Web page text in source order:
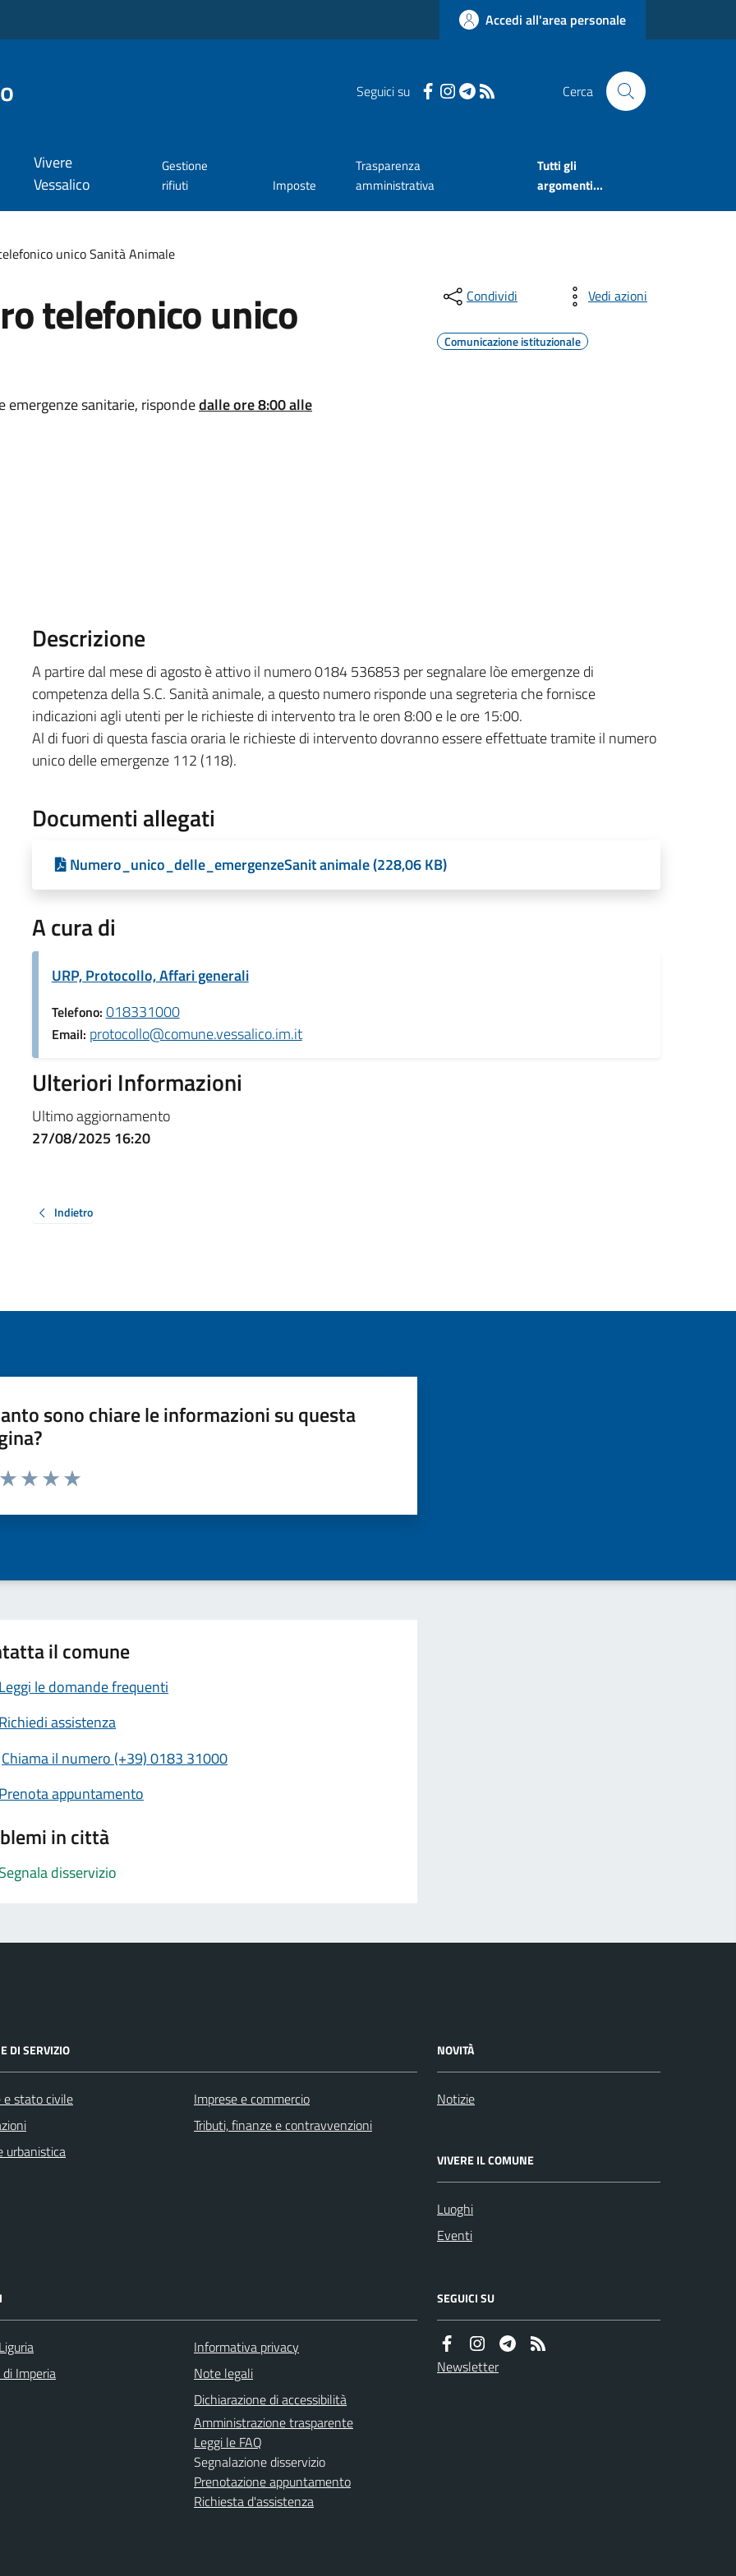
Accedi all'area personale
Seguici su Cerca
Vivere
Vessalico
Gestione
rifiuti
Imposte
Trasparenza
amministrativa
Tutti gli
argomenti...
unico Sanità Animale
telefonico unico
emergenze sanitarie, rispondedalle ore 8:00 alle
Condividi Vedi azioni
Comunicazione istituzionale
Descrizione
A partire dal mese di agosto è attivo il numero 0184 536853 per segnalare lòe emergenze di
competenza della S.C. Sanità animale, a questo numero risponde una segreteria che fornisce
indicazioni agli utenti per le richieste di intervento tra le oren 8:00 e le ore 15:00.
Al di fuori di questa fascia oraria le richieste di intervento dovranno essere effettuate tramite il numero
unico delle emergenze 112 (118).
Documenti allegati
Numero_unico_delle_emergenzeSanit animale (228,06 KB)
A cura di
URP, Protocollo, Affari generali
Telefono: 018331000
Email: protocollo@comune.vessalico.im.it
Ulteriori Informazioni
Ultimo aggiornamento
27/08/2025 16:20
Indietro
sono chiare le informazioni su questa
da 1 a 5 stelle la pagina
il comune
Leggi le domande frequenti
Richiedi assistenza
Chiama il numero (+39) 0183 31000
Prenota appuntamento
in città
Segnala disservizio
DI SERVIZIO
e stato civile
urbanistica
Imprese e commercio
Tributi, finanze e contravvenzioni
NOVITÀ
Notizie
VIVERE IL COMUNE
Luoghi
Eventi
Imperia
Informativa privacy
Note legali
Dichiarazione di accessibilità
Amministrazione trasparente
Leggi le FAQ
Segnalazione disservizio
Prenotazione appuntamento
Richiesta d'assistenza
SEGUICI SU
Newsletter